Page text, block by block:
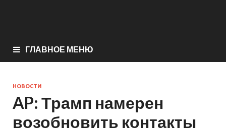
ГЛАВНОЕ МЕНЮ
НОВОСТИ
AP: Трамп намерен
возобновить контакты